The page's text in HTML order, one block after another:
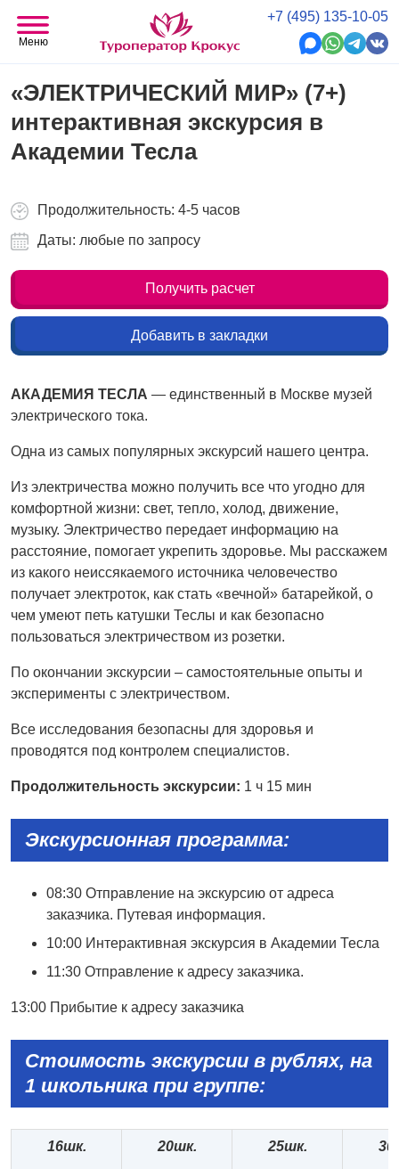
+7 (495) 135-10-05
Меню
«ЭЛЕКТРИЧЕСКИЙ МИР» (7+)
интерактивная экскурсия в
Академии Тесла
Продолжительность: 4-5 часов
Даты: любые по запросу
Получить расчет
Добавить в закладки
АКАДЕМИЯ ТЕСЛА — единственный в Москве музей
электрического тока.
Одна из самых популярных экскурсий нашего центра.
Из электричества можно получить все что угодно для
комфортной жизни: свет, тепло, холод, движение,
музыку. Электричество передает информацию на
расстояние, помогает укрепить здоровье. Мы расскажем
из какого неиссякаемого источника человечество
получает электроток, как стать «вечной» батарейкой, о
чем умеют петь катушки Теслы и как безопасно
пользоваться электричеством из розетки.
По окончании экскурсии – самостоятельные опыты и
эксперименты с электричеством.
Все исследования безопасны для здоровья и
проводятся под контролем специалистов.
Продолжительность экскурсии: 1 ч 15 мин
Экскурсионная программа:
08:30 Отправление на экскурсию от адреса
заказчика. Путевая информация.
10:00 Интерактивная экскурсия в Академии Тесла
11:30 Отправление к адресу заказчика.
13:00 Прибытие к адресу заказчика
Стоимость экскурсии в рублях, на
1 школьника при группе:
16шк. 20шк. 25шк.